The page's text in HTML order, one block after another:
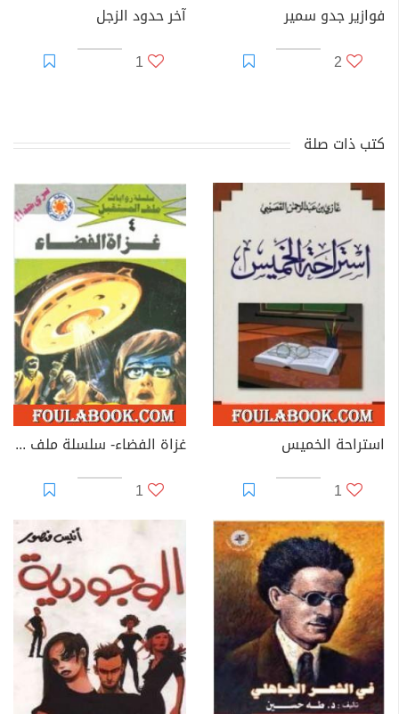
فوازير جدو سمير
2
آخر حدود الزجل
1
كتب ذات صلة
استراحة الخميس
1
غزاة الفضاء- سلسلة ملف المستقبل
1